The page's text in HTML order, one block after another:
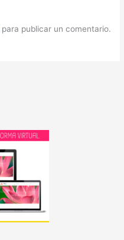
para publicar un comentario.